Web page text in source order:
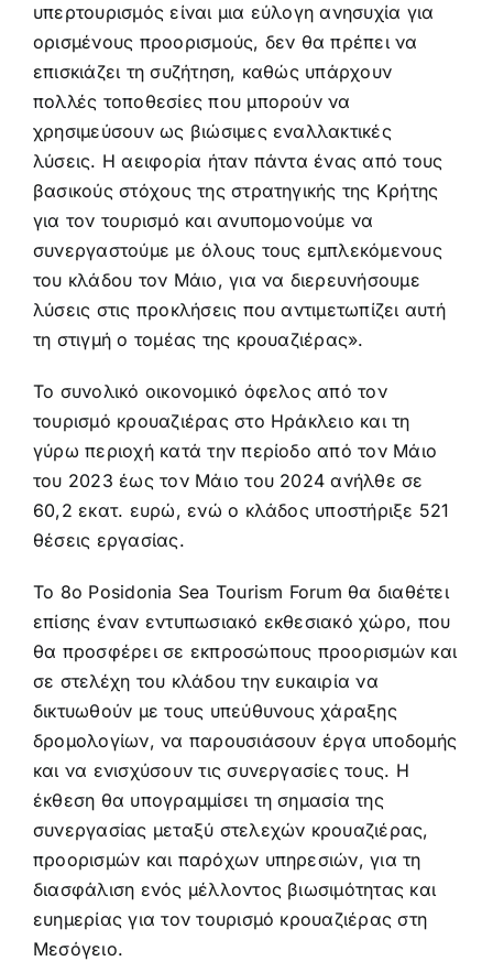
υπερτουρισμός είναι μια εύλογη ανησυχία για
ορισμένους προορισμούς, δεν θα πρέπει να
επισκιάζει τη συζήτηση, καθώς υπάρχουν
πολλές τοποθεσίες που μπορούν να
χρησιμεύσουν ως βιώσιμες εναλλακτικές
λύσεις. Η αειφορία ήταν πάντα ένας από τους
βασικούς στόχους της στρατηγικής της Κρήτης
για τον τουρισμό και ανυπομονούμε να
συνεργαστούμε με όλους τους εμπλεκόμενους
του κλάδου τον Μάιο, για να διερευνήσουμε
λύσεις στις προκλήσεις που αντιμετωπίζει αυτή
τη στιγμή ο τομέας της κρουαζιέρας».
Το συνολικό οικονομικό όφελος από τον
τουρισμό κρουαζιέρας στο Ηράκλειο και τη
γύρω περιοχή κατά την περίοδο από τον Μάιο
του 2023 έως τον Μάιο του 2024 ανήλθε σε
60,2 εκατ. ευρώ, ενώ ο κλάδος υποστήριξε 521
θέσεις εργασίας.
Το 8ο Posidonia Sea Tourism Forum θα διαθέτει
επίσης έναν εντυπωσιακό εκθεσιακό χώρο, που
θα προσφέρει σε εκπροσώπους προορισμών και
σε στελέχη του κλάδου την ευκαιρία να
δικτυωθούν με τους υπεύθυνους χάραξης
δρομολογίων, να παρουσιάσουν έργα υποδομής
και να ενισχύσουν τις συνεργασίες τους. Η
έκθεση θα υπογραμμίσει τη σημασία της
συνεργασίας μεταξύ στελεχών κρουαζιέρας,
προορισμών και παρόχων υπηρεσιών, για τη
διασφάλιση ενός μέλλοντος βιωσιμότητας και
ευημερίας για τον τουρισμό κρουαζιέρας στη
Μεσόγειο.